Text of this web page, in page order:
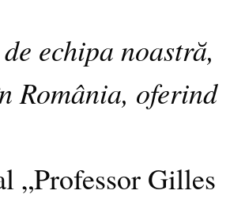
echipa noastră,
România, oferind
„Professor Gilles